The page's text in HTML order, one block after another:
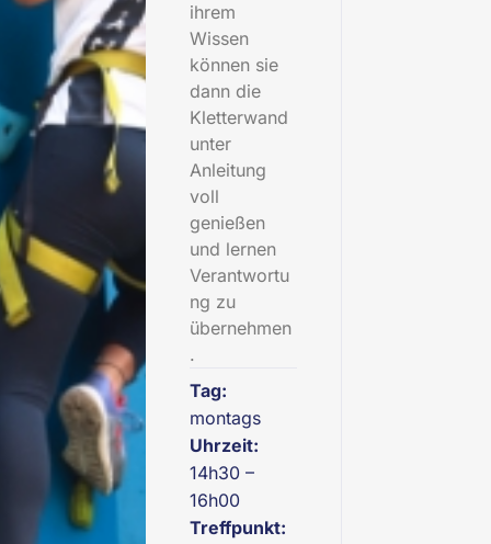
ihrem
Wissen
können sie
dann die
Kletterwand
unter
Anleitung
voll
genießen
und lernen
Verantwortu
ng zu
übernehmen
.
Tag:
montags
Uhrzeit:
14h30 –
16h00
Treffpunkt: